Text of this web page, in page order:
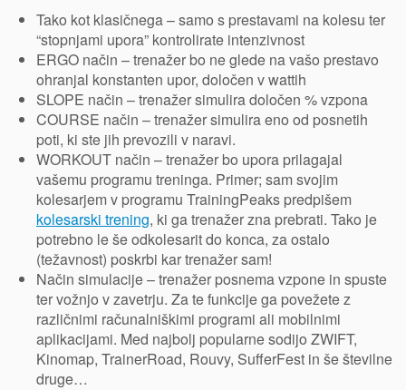
Tako kot klasičnega – samo s prestavami na kolesu ter
“stopnjami upora” kontrolirate intenzivnost
ERGO način – trenažer bo ne glede na vašo prestavo
ohranjal konstanten upor, določen v wattih
SLOPE način – trenažer simulira določen % vzpona
COURSE način – trenažer simulira eno od posnetih
poti, ki ste jih prevozili v naravi.
WORKOUT način – trenažer bo upora prilagajal
vašemu programu treninga. Primer; sam svojim
kolesarjem v programu TrainingPeaks predpišem
kolesarski trening, ki ga trenažer zna prebrati. Tako je
potrebno le še odkolesarit do konca, za ostalo
(težavnost) poskrbi kar trenažer sam!
Način simulacije – trenažer posnema vzpone in spuste
ter vožnjo v zavetrju. Za te funkcije ga povežete z
različnimi računalniškimi programi ali mobilnimi
aplikacijami. Med najbolj popularne sodijo ZWIFT,
Kinomap, TrainerRoad, Rouvy, SufferFest in še številne
druge…